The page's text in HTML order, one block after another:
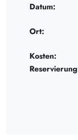
Datum:
Ort:
Kosten: